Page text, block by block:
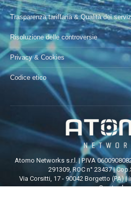
Trasparenza tariffaria & Qualità dei
Risoluzione delle controversie
Privacy & Cookies
Codice etico
Atomo Networks s.r.l. | P.IVA
291309, ROC n° 23437 |
Via Corsitti, 17 - 90042 Borgetto (PA) |
Creato da